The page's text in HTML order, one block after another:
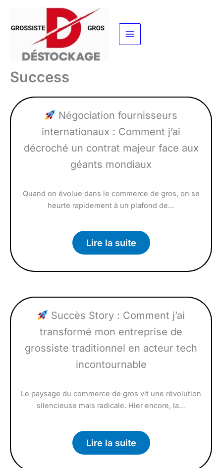
contenu
Success
Négociation fournisseurs
internationaux : Comment j’ai
décroché un contrat majeur face aux
géants mondiaux
Quand on évolue dans le commerce de gros, on se
heurte rapidement à un plafond de…
Lire la suite
Succès Story : Comment j’ai
transformé mon entreprise de
grossiste traditionnel en acteur tech
incontournable
Le paysage du commerce de gros vit une révolution
silencieuse mais radicale. Hier encore, la…
Lire la suite